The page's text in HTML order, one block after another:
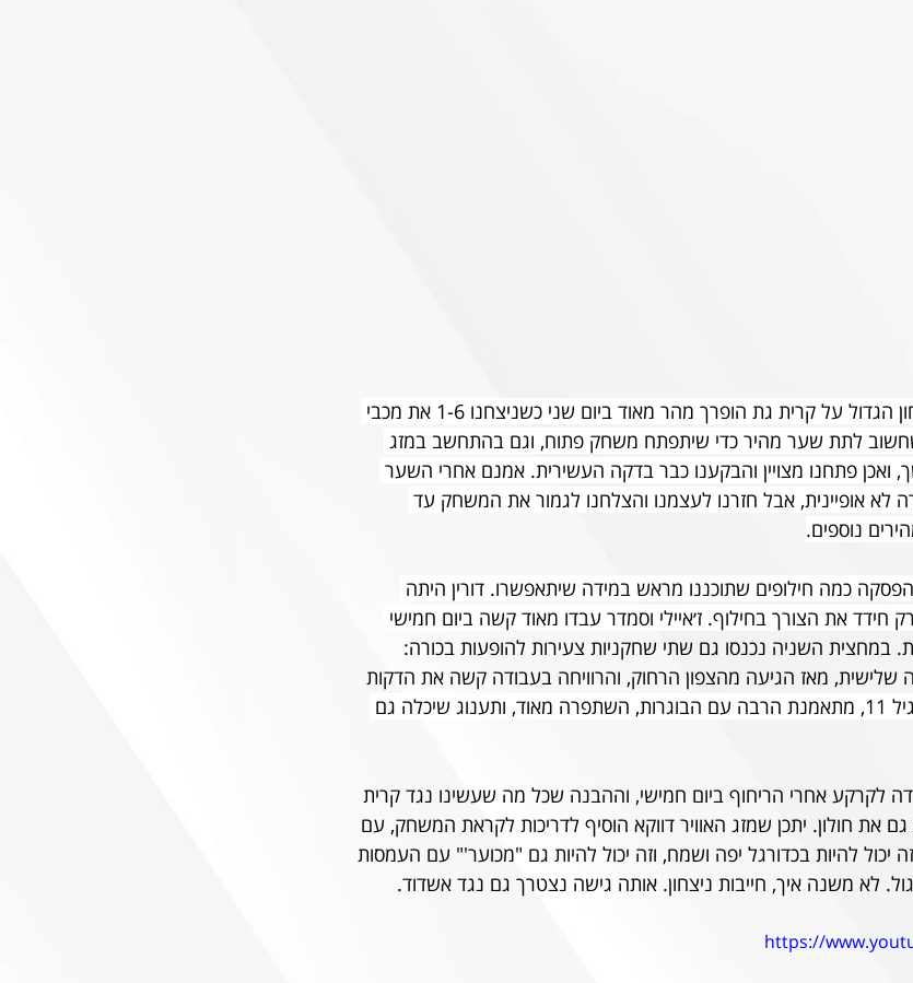
החשש מנפילת מתח אחרי הניצחון הגדול על קרית גת הופרך מהר מאוד ביום שני כשניצחנו 1-6 את מכבי
לתת שער מהיר כדי שיתפתח משחק פתוח, וגם בהתחשב במזג
ואכן פתחנו מצויין והבקענו כבר בדקה העשירית. אמנם אחרי השער
לא אופיינית, אבל חזרנו לעצמנו והצלחנו לגמור את המשחק עד
נוספים.
כמה חילופים שתוכננו מראש במידה שיתאפשרו. דורין היתה
חידד את הצורך בחילוף. ז׳איילי וסמדר עבדו מאוד קשה ביום חמישי
במחצית השניה נכנסו גם שתי שחקניות צעירות להופעות בכורה:
שלישית, מאז הגיעה מהצפון הרחוק, והרוויחה בעבודה קשה את הדקות
נעמי דילר גדלה אצלנו מגיל 11, מתאמנת הרבה עם הבוגרות, השתפרה מאוד, ותענוג שיכלה גם
לקרקע אחרי הריחוף ביום חמישי, וההבנה שכל מה שעשינו נגד קרית
את חולון. יתכן שמזג האוויר דווקא הוסיף לדריכות לקראת המשחק, עם
להיות בכדורגל יפה ושמח, וזה יכול להיות גם "מכוער'" עם העמסות
לא משנה איך, חייבות ניצחון. אותה גישה נצטרך גם נגד אשדוד.
https://